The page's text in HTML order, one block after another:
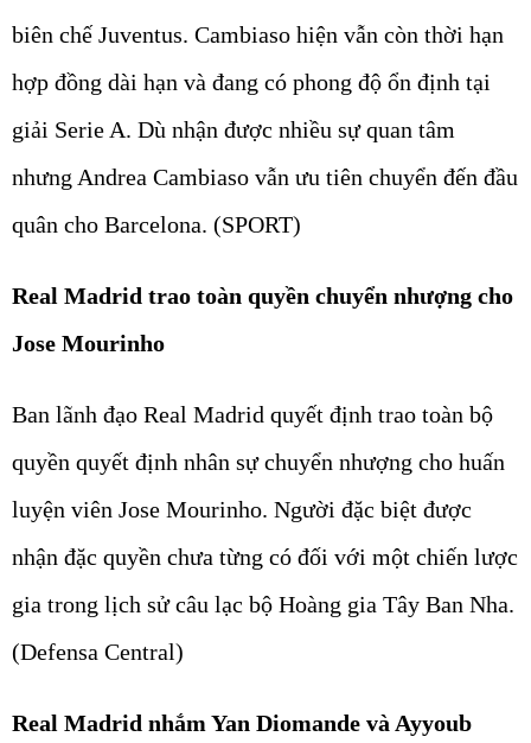
biên chế Juventus. Cambiaso hiện vẫn còn thời hạn
hợp đồng dài hạn và đang có phong độ ổn định tại
giải Serie A. Dù nhận được nhiều sự quan tâm
nhưng Andrea Cambiaso vẫn ưu tiên chuyển đến đầu
quân cho Barcelona. (SPORT)
Real Madrid trao toàn quyền chuyển nhượng cho
Jose Mourinho
Ban lãnh đạo Real Madrid quyết định trao toàn bộ
quyền quyết định nhân sự chuyển nhượng cho huấn
luyện viên Jose Mourinho. Người đặc biệt được
nhận đặc quyền chưa từng có đối với một chiến lược
gia trong lịch sử câu lạc bộ Hoàng gia Tây Ban Nha.
(Defensa Central)
Real Madrid nhắm Yan Diomande và Ayyoub